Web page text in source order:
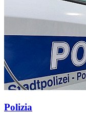
Polizia